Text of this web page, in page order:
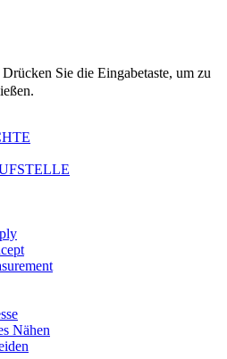
Drücken Sie die Eingabetaste, um zu
Nähen